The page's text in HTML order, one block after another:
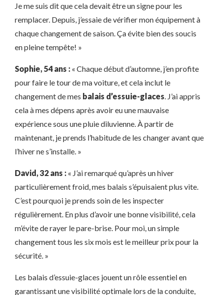
Je me suis dit que cela devait être un signe pour les
remplacer. Depuis, j’essaie de vérifier mon équipement à
chaque changement de saison. Ça évite bien des soucis
en pleine tempête! »
Sophie, 54 ans : « Chaque début d’automne, j’en profite
pour faire le tour de ma voiture, et cela inclut le
changement de mes balais d’essuie-glaces . J’ai appris
cela à mes dépens après avoir eu une mauvaise
expérience sous une pluie diluvienne. À partir de
maintenant, je prends l’habitude de les changer avant que
l’hiver ne s’installe. »
David, 32 ans : « J’ai remarqué qu’après un hiver
particulièrement froid, mes balais s’épuisaient plus vite.
C’est pourquoi je prends soin de les inspecter
régulièrement. En plus d’avoir une bonne visibilité, cela
m’évite de rayer le pare-brise. Pour moi, un simple
changement tous les six mois est le meilleur prix pour la
sécurité. »
Les balais d’essuie-glaces jouent un rôle essentiel en
garantissant une visibilité optimale lors de la conduite,